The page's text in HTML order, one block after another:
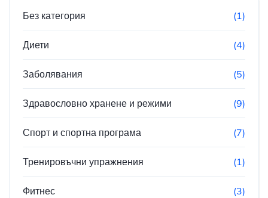
Без категория (1)
Диети (4)
Заболявания (5)
Здравословно хранене и режими (9)
Спорт и спортна програма (7)
Тренировъчни упражнения (1)
Фитнес (3)